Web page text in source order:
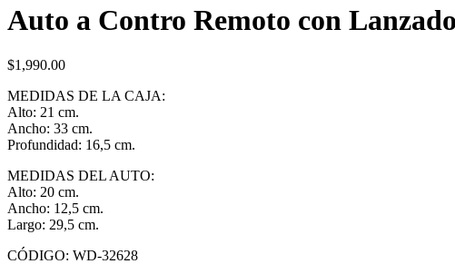
Auto a Contro Remoto con
$1,990.00
MEDIDAS DE LA CAJA:
Alto: 21 cm.
Ancho: 33 cm.
Profundidad: 16,5 cm.
MEDIDAS DEL AUTO:
Alto: 20 cm.
Ancho: 12,5 cm.
Largo: 29,5 cm.
CÓDIGO: WD-32628